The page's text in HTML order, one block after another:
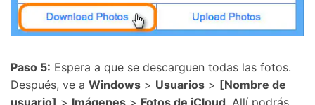
Paso 5: Espera a que se descarguen todas las fotos.
Después, ve a Windows > Usuarios > [Nombre de